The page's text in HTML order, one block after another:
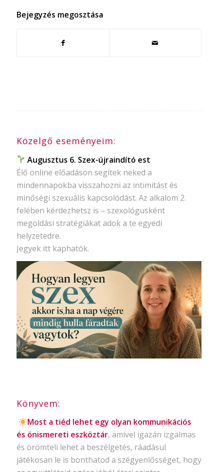
Bejegyzés megosztása
Közelgő eseményeim:
Augusztus 6. Szex-újraindító est
Élő online előadáson segítek neked a
mindennapokba visszahozni az intimitást és
minőségi szexuális kapcsolódást. Az alkalom 2.
felében kérdezhetsz is – szexológusként
megoldási stratégiákat adok a te egyedi
helyzetedre.
Jegyek itt kaphatók.
Könyvem:
Most a tiéd lehet egy olyan kommunikációs
és önismereti eszköztár, amivel igazán izgalmas
és örömteli lehet a beszélgetés, ráadásul
játékosan le is bonthatod a szégyenlősséget, hogy